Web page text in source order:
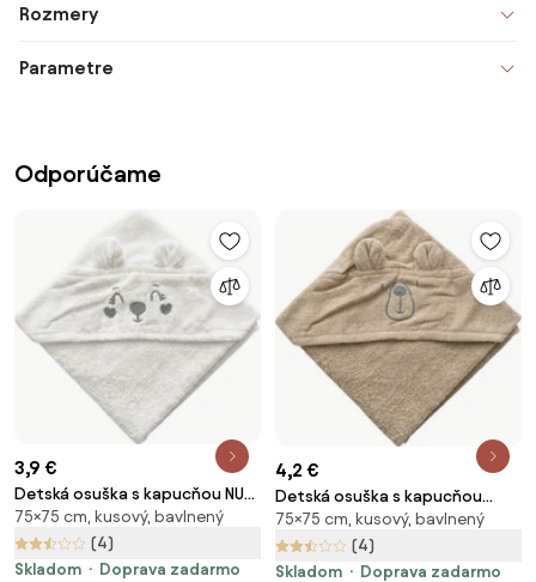
Rozmery
Parametre
Odporúčame
3,9 €
Detská osuška s kapucňou NUBI
75x75 cm, biela
75×75 cm, kusový, bavlnený
(4)
Skladom
Doprava zadarmo
4,2 €
Detská osuška s kapucňou
MILO 75x75 cm, béžová
75×75 cm, kusový, bavlnený
(4)
Skladom
Doprava zadarmo